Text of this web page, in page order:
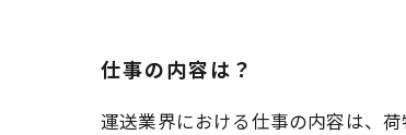
仕事の内容は？
運送業界における仕事の内容は、